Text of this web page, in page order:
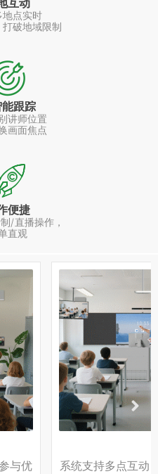
地点实时
破地域限制
跟踪
讲师位置
画面焦点
便捷
/直播操作，
直观
地区的学生能够同步参与优